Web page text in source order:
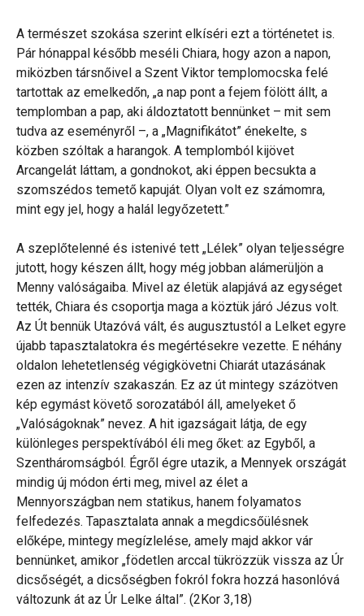
A természet szokása szerint elkíséri ezt a történetet is.
Pár hónappal később meséli Chiara, hogy azon a napon,
miközben társnőivel a Szent Viktor templomocska felé
tartottak az emelkedőn, „a nap pont a fejem fölött állt, a
templomban a pap, aki áldoztatott bennünket – mit sem
tudva az eseményről –, a „Magnifikátot” énekelte, s
közben szóltak a harangok. A templomból kijövet
Arcangelát láttam, a gondnokot, aki éppen becsukta a
szomszédos temető kapuját. Olyan volt ez számomra,
mint egy jel, hogy a halál legyőzetett.”
A szeplőtelenné és istenivé tett „Lélek” olyan teljességre
jutott, hogy készen állt, hogy még jobban alámerüljön a
Menny valóságaiba. Mivel az életük alapjává az egységet
tették, Chiara és csoportja maga a köztük járó Jézus volt.
Az Út bennük Utazóvá vált, és augusztustól a Lelket egyre
újabb tapasztalatokra és megértésekre vezette. E néhány
oldalon lehetetlenség végigkövetni Chiarát utazásának
ezen az intenzív szakaszán. Ez az út mintegy százötven
kép egymást követő sorozatából áll, amelyeket ő
„Valóságoknak” nevez. A hit igazságait látja, de egy
különleges perspektívából éli meg őket: az Egyből, a
Szentháromságból. Égről égre utazik, a Mennyek országát
mindig új módon érti meg, mivel az élet a
Mennyországban nem statikus, hanem folyamatos
felfedezés. Tapasztalata annak a megdicsőülésnek
előképe, mintegy megízlelése, amely majd akkor vár
bennünket, amikor „födetlen arccal tükrözzük vissza az Úr
dicsőségét, a dicsőségben fokról fokra hozzá hasonlóvá
változunk át az Úr Lelke által”. (2Kor 3,18)